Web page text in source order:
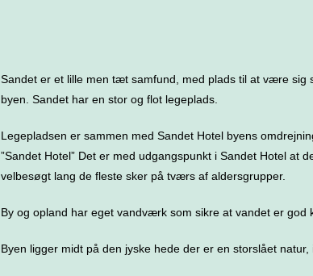
Sandet er et lille men tæt samfund, med plads til at være
byen. Sandet har en stor og flot legeplads.
Legepladsen er sammen med Sandet Hotel byens
”Sandet Hotel” Det er med udgangspunkt i Sandet Hotel at
velbesøgt lang de fleste sker på tværs af aldersgrupper.
By og opland har eget vandværk som sikre at vandet er god
Byen ligger midt på den jyske hede der er en storslået